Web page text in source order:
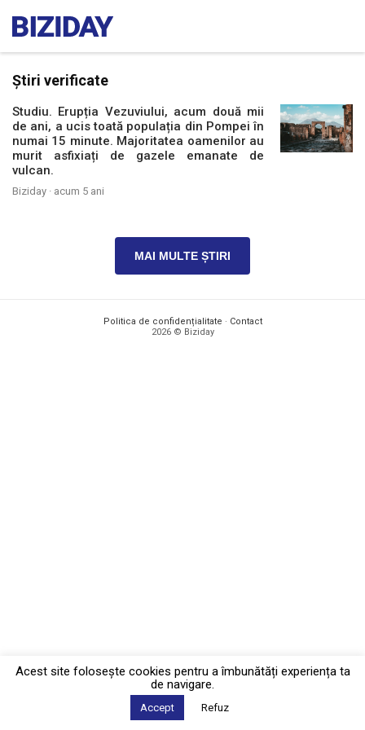
Știri verificate
Studiu. Erupția Vezuviului, acum două mii
de ani, a ucis toată populația din Pompei în
numai 15 minute. Majoritatea oamenilor au
murit asfixiați de gazele emanate de
vulcan.
Biziday · acum 5 ani
MAI MULTE ȘTIRI
Politica de confidențialitate · Contact
2026 © Biziday
Acest site foloseşte cookies pentru a îmbunătăți experiența ta
de navigare.
Accept Refuz